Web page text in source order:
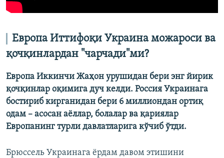
Европа Иттифоқи Украина можароси ва
қочқинлардан "чарчади"ми?
Европа Иккинчи Жаҳон урушидан бери энг йирик
қочқинлар оқимига дуч келди. Россия Украинага
бостириб кирганидан бери 6 миллиондан ортиқ
одам – асосан аёллар, болалар ва қариялар
Европанинг турли давлатларига кўчиб ўтди.
Брюссель Украинага ёрдам давом этишини